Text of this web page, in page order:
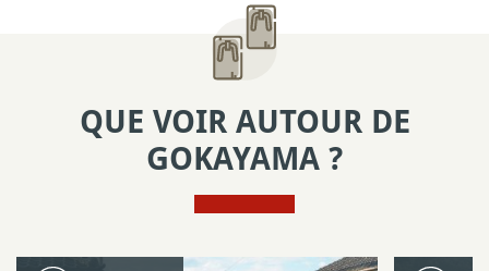
QUE VOIR AUTOUR DE
GOKAYAMA ?